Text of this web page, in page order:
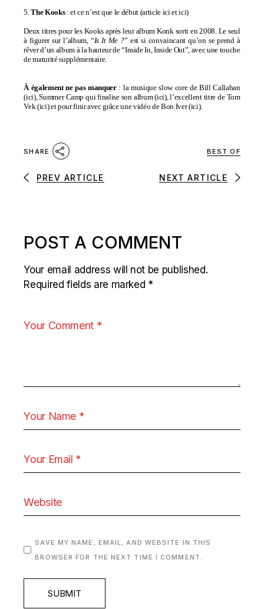
5.The Kooks: et ce n’est que le début (article icietici)
Deux titres pour les Kooks après leur album Konk sorti en 2008. Le seul
à figurer sur l’album, “Is It Me ?” est si convaincant qu’on se prend à
rêver d’un album à la hauteur de “Inside In, Inside Out”, avec une touche
de maturité supplémentaire.
À également ne pas manquer: la musique slow core de Bill Callahan
(ici), Summer Camp qui finalise son album (ici), l’excellent titre de Tom
Vek (ici) et pour finir avec grâce une vidéo de Bon Iver (ici).
SHARE BEST OF
PREV ARTICLE NEXT ARTICLE
POST A COMMENT
Your email address will not be published.
Required fields are marked *
SAVE MY NAME, EMAIL, AND WEBSITE IN THIS
BROWSER FOR THE NEXT TIME I COMMENT.
SUBMIT